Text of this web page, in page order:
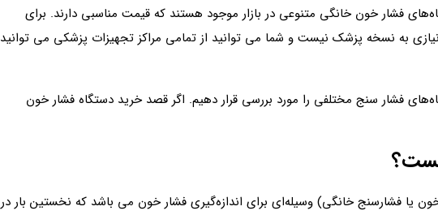
فشار خون خانگی متنوعی در بازار موجود هستند که قیمت مناسبی دارند. برای
به نسخه پزشک نیست و شما می توانید از تمامی مراکز تجهیزات پزشکی می توانید
فشار سنج مختلفی را مورد بررسی قرار دهیم. اگر قصد خرید دستگاه فشار خون
یا فشارسنج خانگی) وسیله‌ای برای اندازه‌گیری فشار خون می باشد که نخستین بار در